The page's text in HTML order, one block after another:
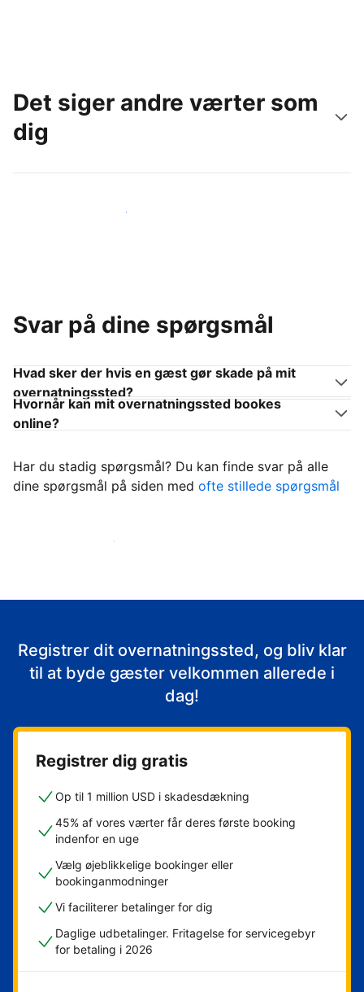
Det siger andre værter som
dig
Slut dig til andre værter som dig
Svar på dine spørgsmål
Hvad sker der hvis en gæst gør skade på mit
overnatningssted?
Hvornår kan mit overnatningssted bookes
online?
Har du stadig spørgsmål? Du kan finde svar på alle
dine spørgsmål på siden med ofte stillede spørgsmål
Begynd at tage imod gæster
Registrer dit overnatningssted, og bliv klar
til at byde gæster velkommen allerede i
dag!
Registrer dig gratis
Op til 1 million USD i skadesdækning
45% af vores værter får deres første booking
indenfor en uge
Vælg øjeblikkelige bookinger eller
bookinganmodninger
Vi faciliterer betalinger for dig
Daglige udbetalinger. Fritagelse for servicegebyr
for betaling i 2026